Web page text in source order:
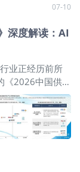
、融资难、融
可持续项目，
绿色供应链金
AI Agent可精准
审核专业性。
动态溯源、全
触达海量中小
、绿色化。 依
发展与ESG实践
必答题？ 应收
否存在重复质
大痼疾： 一是
条登记，无法
产放款高峰期，
三是合规留痕
险，而中登差错
应用在哪些场
智能中登解决方
关键节点上各
第一步就是排
07-10
深度解读：AI
业正经历前所
《2026中国供应
），为我们提
扩张，技术深度
供应链基础资
合增长率
供应商交易更